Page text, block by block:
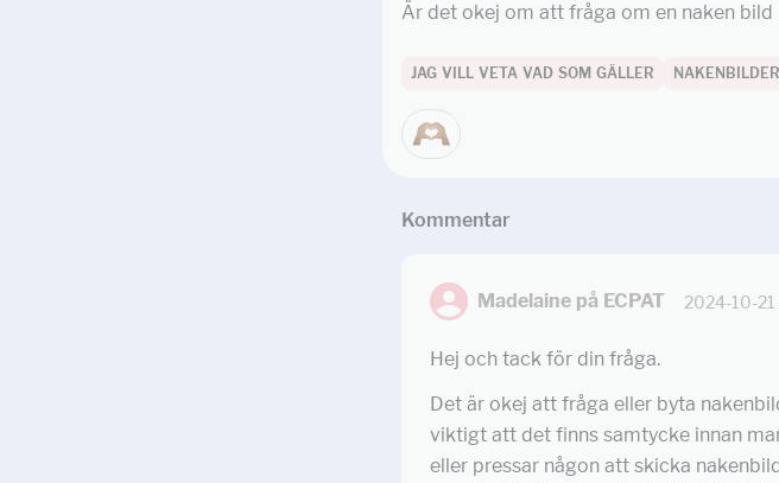
Är det okej om att fråga om en naken bild
JAG VILL VETA VAD SOM GÄLLER NAKENBILDER
Kommentar
Madelaine på ECPAT 2024-10-21
Hej och tack för din fråga.
Det är okej att fråga eller byta
viktigt att det finns samtycke innan
eller pressar någon att skicka